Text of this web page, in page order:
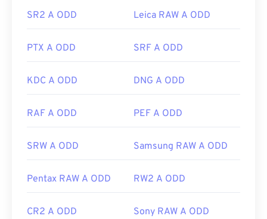
SR2 A ODD Leica RAW A ODD
PTX A ODD SRF A ODD
KDC A ODD DNG A ODD
RAF A ODD PEF A ODD
SRW A ODD Samsung RAW A ODD
Pentax RAW A ODD RW2 A ODD
CR2 A ODD Sony RAW A ODD